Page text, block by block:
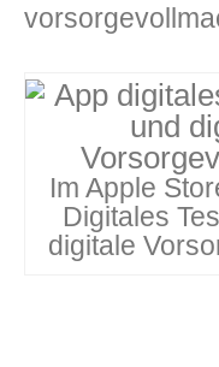
Im Apple
Digitales
digitale